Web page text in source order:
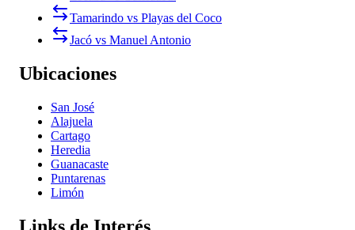
Tamarindo vs Playas del Coco
Jacó vs Manuel Antonio
Ubicaciones
San José
Alajuela
Cartago
Heredia
Guanacaste
Puntarenas
Limón